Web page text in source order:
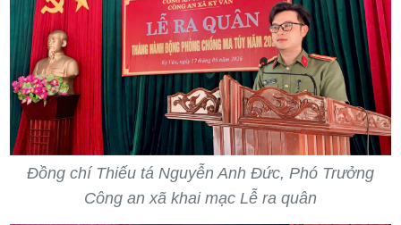
Đồng chí Thiếu tá Nguyễn Anh Đức, Phó Trưởng
Công an xã khai mạc Lễ ra quân